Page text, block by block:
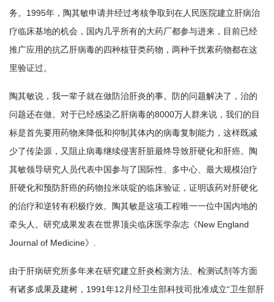
务。1995年，陶其敏申请并经过考核争取到在人民医院建立肝病治
疗临床基地的机会，国内几乎所有的大药厂都参与进来，目前已经
推广应用的抗乙肝病毒的四种核苷类药物，两种干扰素药物都在这
里验证过。
陶其敏说，我一辈子就在做防治肝炎的事。防的问题解决了，治的
问题还在做。对于已经感染乙肝病毒的8000万人群来说，我们的目
标是首先要用药物来降低和抑制其体内的病毒复制能力，这样既减
少了传染源，又阻止病毒继续侵害肝脏最终导致肝硬化和肝癌。陶
其敏领导研究人员代表中国参与了国际性、多中心、最大规模治疗
肝硬化和预防肝癌的药物拉米呋啶的临床验证，证明该药对肝硬化
的治疗和逆转有积极疗效。陶其敏是这项工程唯一一位中国内地的
牵头人。研究成果发表在世界顶尖临床医学杂志《New England
Journal of Medicine》.
由于肝病研究所多年来在研究建立肝炎检测方法、检测试剂等方面
有诸多成果及建树，1991年12月经卫生部科技司批准成立“卫生部肝